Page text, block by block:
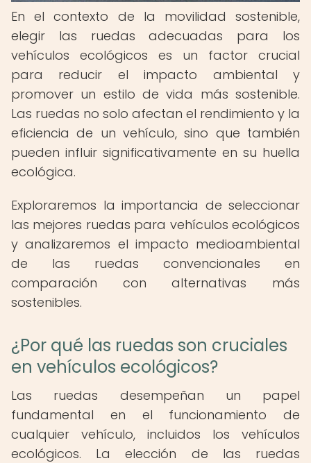
En el contexto de la movilidad sostenible,
elegir las ruedas adecuadas para los
vehículos ecológicos es un factor crucial
para reducir el impacto ambiental y
promover un estilo de vida más sostenible.
Las ruedas no solo afectan el rendimiento y la
eficiencia de un vehículo, sino que también
pueden influir significativamente en su huella
ecológica.
Exploraremos la importancia de seleccionar
las mejores ruedas para vehículos ecológicos
y analizaremos el impacto medioambiental
de las ruedas convencionales en
comparación con alternativas más
sostenibles.
¿Por qué las ruedas son cruciales
en vehículos ecológicos?
Las ruedas desempeñan un papel
fundamental en el funcionamiento de
cualquier vehículo, incluidos los vehículos
ecológicos. La elección de las ruedas